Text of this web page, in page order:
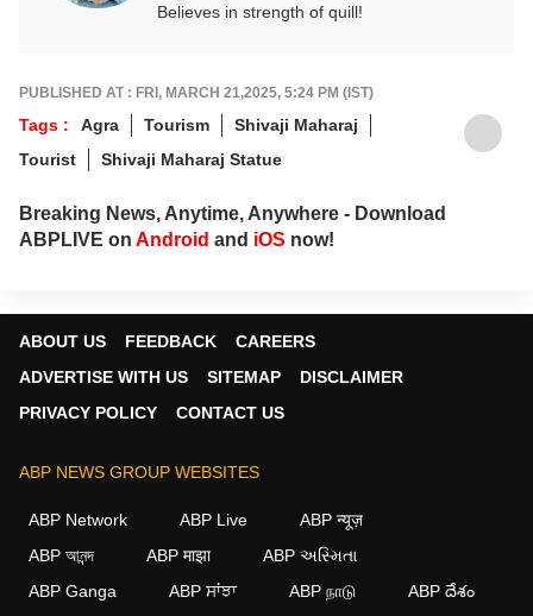
Believes in strength of quill!
PUBLISHED AT : FRI, MARCH 21,2025, 5:24 PM (IST)
Tags : Agra Tourism
Shivaji Maharaj
Tourist
Shivaji Maharaj Statue
Breaking News, Anytime, Anywhere - Download
ABPLIVE on Android and iOS now!
ABOUT US FEEDBACK
CAREERS
ADVERTISE WITH US
SITEMAP
DISCLAIMER
PRIVACY POLICY
CONTACT US
ABP NEWS GROUP WEBSITES
ABP Network ABP Live
ABP न्यूज़
ABP আনন্দ
ABP माझा
ABP અસ્મિતા
ABP Ganga
ABP ਸਾਂਝਾ ABP நாடு ABP దేశం